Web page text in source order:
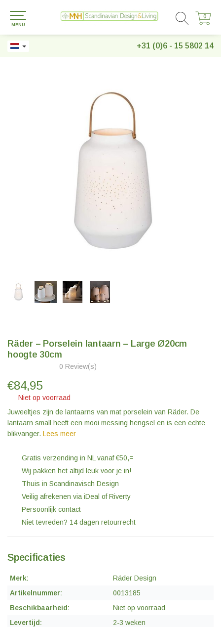
+31 (0)6 - 15 5802 14
0
0
MENU
Räder – Porselein lantaarn – Large Ø20cm
hoogte 30cm
0 Review(s)
€84,95
Niet op voorraad
Juweeltjes zijn de lantaarns van mat porselein van Räder. De
lantaarn small heeft een mooi messing hengsel en is een echte
blikvanger. Lees meer
Gratis verzending in NL vanaf €50,=
Wij pakken het altijd leuk voor je in!
Thuis in Scandinavisch Design
Veilig afrekenen via iDeal of Riverty
Persoonlijk contact
Niet tevreden? 14 dagen retourrecht
Specificaties
Merk:
Räder Design
Artikelnummer:
0013185
Beschikbaarheid:
Niet op voorraad
Levertijd:
2-3 weken